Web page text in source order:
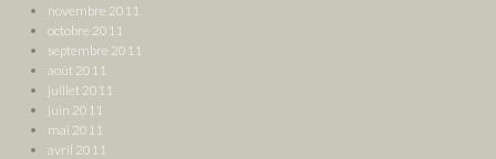
novembre 2011
octobre 2011
septembre 2011
août 2011
juillet 2011
juin 2011
mai 2011
avril 2011